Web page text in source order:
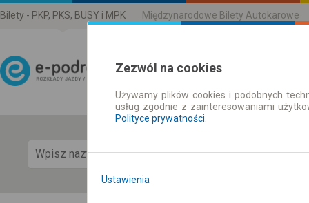
Bilety - PKP, PKS, BUSY i MPK Międzynarodowe Bilety Autokarowe
Rozkład Jazdy | Bilety
Zezwól na cookies
Używamy plików cookies i podobnych
usług zgodnie z zainteresowaniami
Polityce prywatności
Ustawienia